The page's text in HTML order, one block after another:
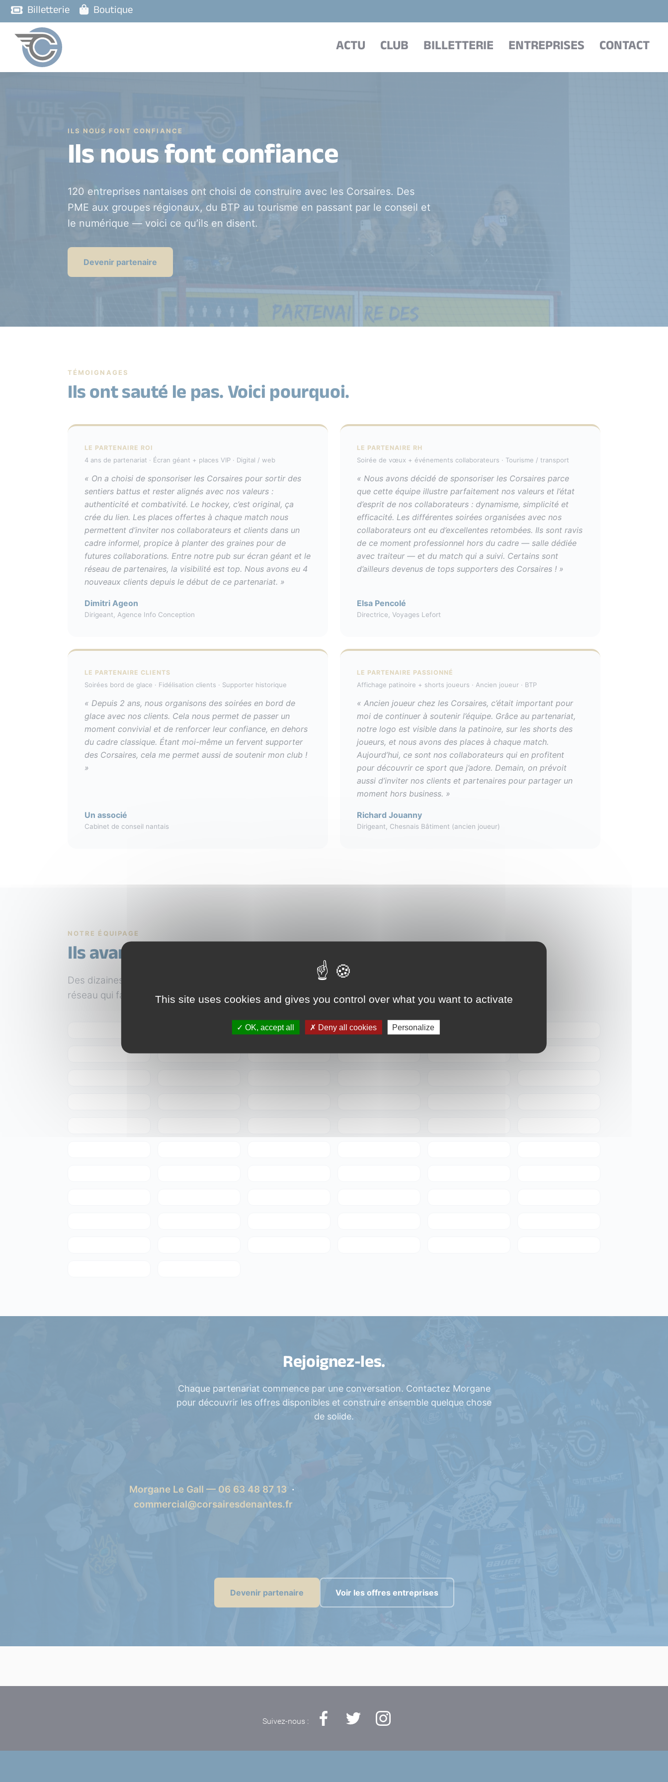
Billetterie Boutique
ACTU CLUB BILLETTERIE ENTREPRISES CONTACT
ILS NOUS FONT CONFIANCE
Ils nous font confiance
120 entreprises nantaises ont choisi de construire avec les Corsaires. Des
PME aux groupes régionaux, du BTP au tourisme en passant par le conseil et
le numérique — voici ce qu’ils en disent.
Devenir partenaire
TÉMOIGNAGES
Ils ont sauté le pas. Voici pourquoi.
LE PARTENAIRE ROI
4 ans de partenariat · Écran géant + places VIP · Digital / web
« On a choisi de sponsoriser les Corsaires pour sortir des
sentiers battus et rester alignés avec nos valeurs :
authenticité et combativité. Le hockey, c’est original, ça
crée du lien. Les places offertes à chaque match nous
permettent d’inviter nos collaborateurs et clients dans un
cadre informel, propice à planter des graines pour de
futures collaborations. Entre notre pub sur écran géant et le
réseau de partenaires, la visibilité est top. Nous avons eu 4
nouveaux clients depuis le début de ce partenariat. »
Dimitri Ageon
Dirigeant, Agence Info Conception
LE PARTENAIRE RH
Soirée de vœux + événements collaborateurs · Tourisme / transport
« Nous avons décidé de sponsoriser les Corsaires parce
que cette équipe illustre parfaitement nos valeurs et l’état
d’esprit de nos collaborateurs : dynamisme, simplicité et
efficacité. Les différentes soirées organisées avec nos
collaborateurs ont eu d’excellentes retombées. Ils sont ravis
de ce moment professionnel hors du cadre — salle dédiée
avec traiteur — et du match qui a suivi. Certains sont
d’ailleurs devenus de tops supporters des Corsaires ! »
Elsa Pencolé
Directrice, Voyages Lefort
LE PARTENAIRE CLIENTS
Soirées bord de glace · Fidélisation clients · Supporter historique
« Depuis 2 ans, nous organisons des soirées en bord de
glace avec nos clients. Cela nous permet de passer un
moment convivial et de renforcer leur confiance, en dehors
du cadre classique. Étant moi-même un fervent supporter
des Corsaires, cela me permet aussi de soutenir mon club !
»
Un associé
Cabinet de conseil nantais
LE PARTENAIRE PASSIONNÉ
Affichage patinoire + shorts joueurs · Ancien joueur · BTP
« Ancien joueur chez les Corsaires, c’était important pour
moi de continuer à soutenir l’équipe. Grâce au partenariat,
notre logo est visible dans la patinoire, sur les shorts des
joueurs, et nous avons des places à chaque match.
Aujourd’hui, ce sont nos collaborateurs qui en profitent
pour découvrir ce sport que j’adore. Demain, on prévoit
aussi d’inviter nos clients et partenaires pour partager un
moment hors business. »
Richard Jouanny
Dirigeant, Chesnais Bâtiment (ancien joueur)
NOTRE ÉQUIPAGE
Ils avancent avec nous
Des dizaines d’entreprises du territoire portent les couleurs des Corsaires. Rejoignez un
réseau qui fait bouger Nantes.
Rejoignez-les.
Chaque partenariat commence par une conversation. Contactez Morgane
pour découvrir les offres disponibles et construire ensemble quelque chose
de solide.
Morgane Le Gall — 06 63 48 87 13 ·
commercial@corsairesdenantes.fr
Devenir partenaire Voir les offres entreprises
Suivez-nous :
This site uses cookies and gives you control over what you want to activate
OK, accept all Deny all cookies Personalize